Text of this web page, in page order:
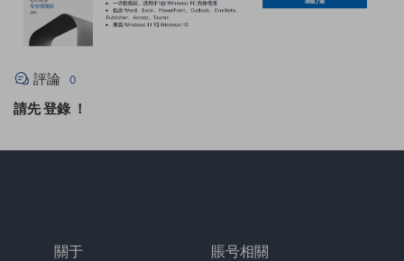
評論 0
請先登錄 ！
關于 賬号相關